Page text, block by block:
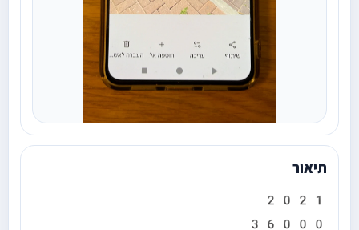
תיאור
2021
36000